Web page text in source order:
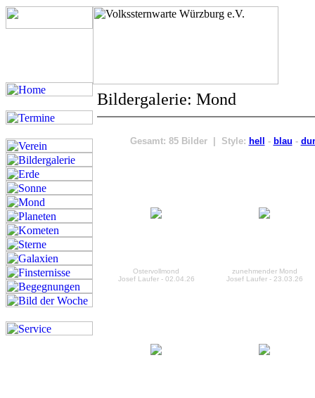
Bildergalerie: Mond
Gesamt: 85 Bilder | Style: hell - blau -
Ostervollmond
Josef Laufer - 02.04.26
zunehmender Mond
Josef Laufer - 23.03.26